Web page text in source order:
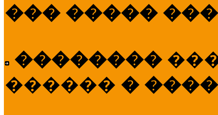
��� �����
��������
������ �